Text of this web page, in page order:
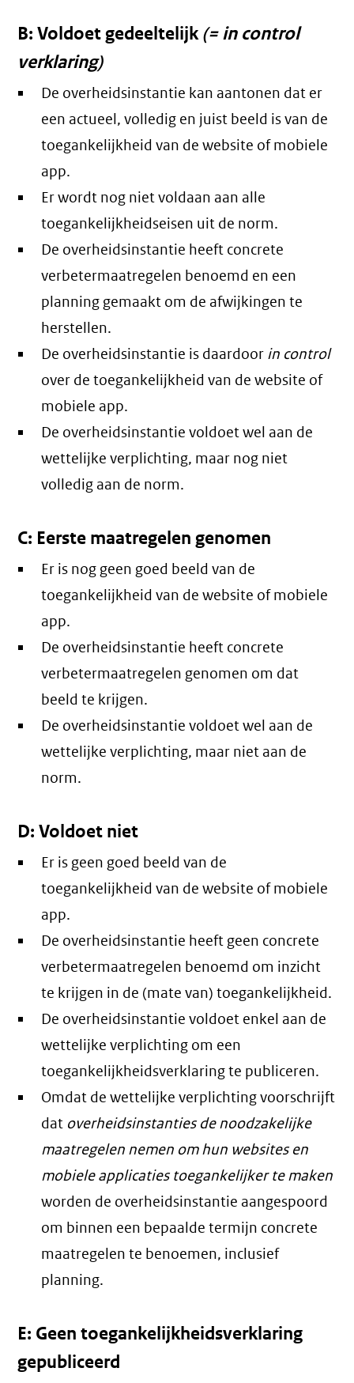
B: Voldoet gedeeltelijk(= in control
verklaring)
De overheidsinstantie kan aantonen dat er
een actueel, volledig en juist beeld is van de
toegankelijkheid van de website of mobiele
app.
Er wordt nog niet voldaan aan alle
toegankelijkheidseisen uit de norm.
De overheidsinstantie heeft concrete
verbetermaatregelen benoemd en een
planning gemaakt om de afwijkingen te
herstellen.
De overheidsinstantie is daardoor in control
over de toegankelijkheid van de website of
mobiele app.
De overheidsinstantie voldoet wel aan de
wettelijke verplichting, maar nog niet
volledig aan de norm.
C: Eerste maatregelen genomen
Er is nog geen goed beeld van de
toegankelijkheid van de website of mobiele
app.
De overheidsinstantie heeft concrete
verbetermaatregelen genomen om dat
beeld te krijgen.
De overheidsinstantie voldoet wel aan de
wettelijke verplichting, maar niet aan de
norm.
D: Voldoet niet
Er is geen goed beeld van de
toegankelijkheid van de website of mobiele
app.
De overheidsinstantie heeft geen concrete
verbetermaatregelen benoemd om inzicht
te krijgen in de (mate van) toegankelijkheid.
De overheidsinstantie voldoet enkel aan de
wettelijke verplichting om een
toegankelijkheidsverklaring te publiceren.
Omdat de wettelijke verplichting voorschrijft
dat overheidsinstanties de noodzakelijke
maatregelen nemen om hun websites en
mobiele applicaties toegankelijker te maken
worden de overheidsinstantie aangespoord
om binnen een bepaalde termijn concrete
maatregelen te benoemen, inclusief
planning.
E: Geen toegankelijkheidsverklaring
gepubliceerd